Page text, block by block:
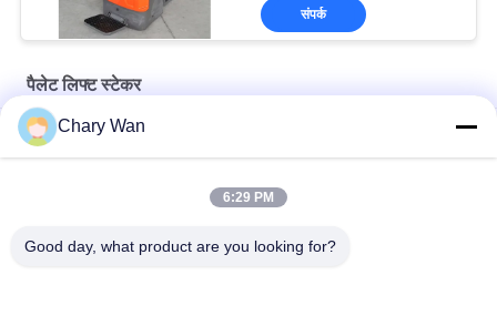
संपर्क
पैलेट लिफ्ट स्टेकर
सीई हैंड ऑपरेटेड 1000KG 3000mm वॉकी पैलेट स्टेकर
Chary Wan
6:29 PM
Good day, what product are you looking for?